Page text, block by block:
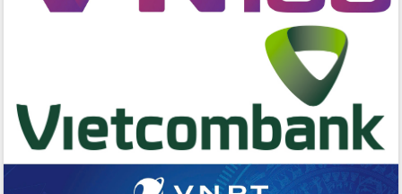
Thứ trưởng Bộ Y tế làm việc với tỉnh
liệu và Bản đồ số
Tập huấn ứng dụng trí tuệ nhân tạo (AI)
trong thương mại điện tử năm 2026
Đoàn đại biểu Quốc hội tỉnh Đắk Lắk
trao đổi thông tin trước Kỳ họp thứ